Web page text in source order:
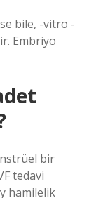
bile, -vitro -
Embriyo
bir
tedavi
hamilelik